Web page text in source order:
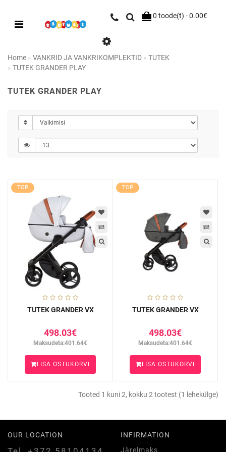
0 toode(t) - 0.00€
Home VANKRID JA VANKRIKOMPLEKTID
TUTEK
TUTEK GRANDER PLAY
TUTEK GRANDER PLAY
TOP
TUTEK GRANDER VX
498.03€
Maksudeta:401.64€
LISA OSTUKORVI
TOP
TUTEK GRANDER VX
498.03€
Maksudeta:401.64€
LISA OSTUKORVI
Tooted 1 kuni 2, kokku 2 tootest (1 lehekülge)
OUR LOCATION
INFIRMATION
Järelmaks